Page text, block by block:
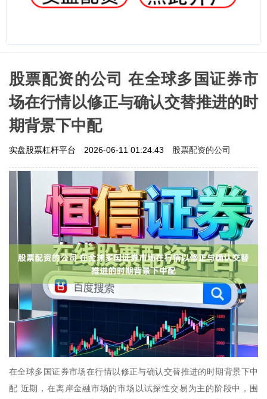
股票配资的公司 在全球多国证券市
场在行情以修正与确认交替推进的时
期背景下中配
实盘股票杠杆平台 2026-06-11 01:24:43 股票配资的公司
在全球多国证券市场在行情以修正与确认交替推进的时期背景下中
配 近期，在离岸金融市场的市场以试探性交易为主的阶段中，围